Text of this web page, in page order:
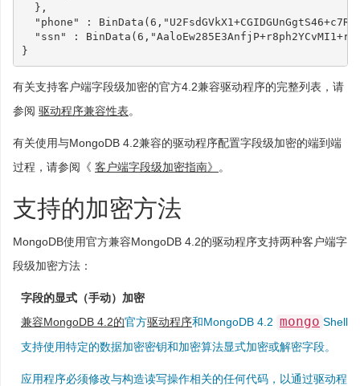
  },
"phone" :
"ssn" :
有关支持客户端字段级加密的官方4.2兼容驱动程序的完整列表，请
参阅 驱动程序兼容性表。
有关使用与MongoDB 4.2兼容的驱动程序配置字段级加密的端到端
过程，请参阅《 客户端字段级加密指南》 。
支持的加密方法
MongoDB使用官方兼容MongoDB 4.2的驱动程序支持两种客户端字
段级加密方法：
字段的显式（手动）加密
兼容MongoDB 4.2的官方驱动程序和MongoDB 4.2 mongo Shell
支持使用特定的数据加密密钥和加密算法显式加密或解密字段。
应用程序必须修改与构造读写操作相关的任何代码，以通过驱动程